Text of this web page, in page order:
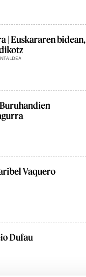
| Euskararen bidean,
Vaquero
Dufau